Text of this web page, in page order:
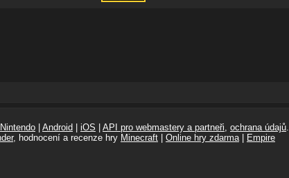
Nintendo Android iOS API pro webmastery a partneři, ochrana údajů.
, hodnocení a recenze hry Minecraft Online hry zdarma| Empire